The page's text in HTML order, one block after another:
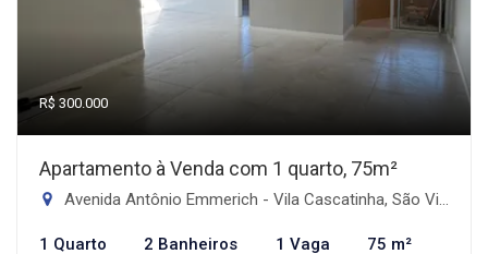
R$ 300.000
Apartamento à Venda com 1 quarto, 75m²
Avenida Antônio Emmerich - Vila Cascatinha, São Vicente-SP
1 Quarto 2 Banheiros 1 Vaga 75 m²